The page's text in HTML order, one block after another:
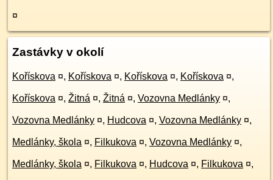
¤
Zastávky v okolí
Kořískova ¤, Kořískova ¤, Kořískova ¤, Kořískova ¤,
Kořískova ¤, Žitná ¤, Žitná ¤, Vozovna Medlánky ¤,
Vozovna Medlánky ¤, Hudcova ¤, Vozovna Medlánky ¤,
Medlánky, škola ¤, Filkukova ¤, Vozovna Medlánky ¤,
Medlánky, škola ¤, Filkukova ¤, Hudcova ¤, Filkukova ¤,